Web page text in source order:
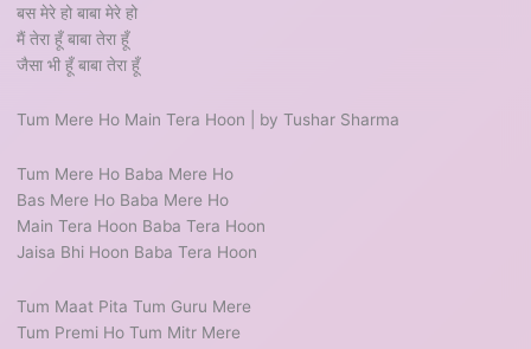
बस मेरे हो बाबा मेरे हो
मैं तेरा हूँ बाबा तेरा हूँ
जैसा भी हूँ बाबा तेरा हूँ
Tum Mere Ho Main Tera Hoon | by Tushar Sharma
Tum Mere Ho Baba Mere Ho
Bas Mere Ho Baba Mere Ho
Main Tera Hoon Baba Tera Hoon
Jaisa Bhi Hoon Baba Tera Hoon
Tum Maat Pita Tum Guru Mere
Tum Premi Ho Tum Mitr Mere